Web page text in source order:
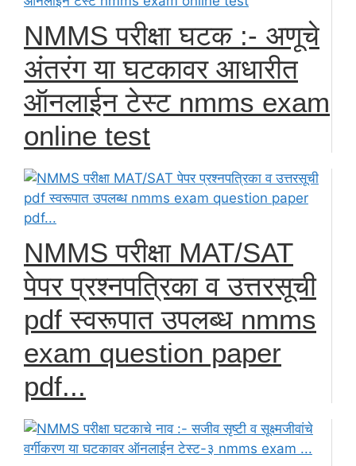
NMMS परीक्षा घटक :- अणूचे
अंतरंग या घटकावर आधारीत
ऑनलाईन टेस्ट nmms exam
online test
NMMS परीक्षा MAT/SAT
पेपर प्रश्नपत्रिका व उत्तरसूची
pdf स्वरूपात उपलब्ध nmms
exam question paper
pdf...